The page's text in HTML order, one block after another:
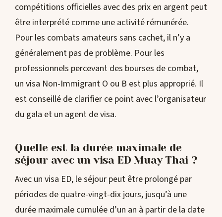
compétitions officielles avec des prix en argent peut
être interprété comme une activité rémunérée.
Pour les combats amateurs sans cachet, il n’y a
généralement pas de problème. Pour les
professionnels percevant des bourses de combat,
un visa Non-Immigrant O ou B est plus approprié. Il
est conseillé de clarifier ce point avec l’organisateur
du gala et un agent de visa.
Quelle est la durée maximale de
séjour avec un visa ED Muay Thai ?
Avec un visa ED, le séjour peut être prolongé par
périodes de quatre-vingt-dix jours, jusqu’à une
durée maximale cumulée d’un an à partir de la date